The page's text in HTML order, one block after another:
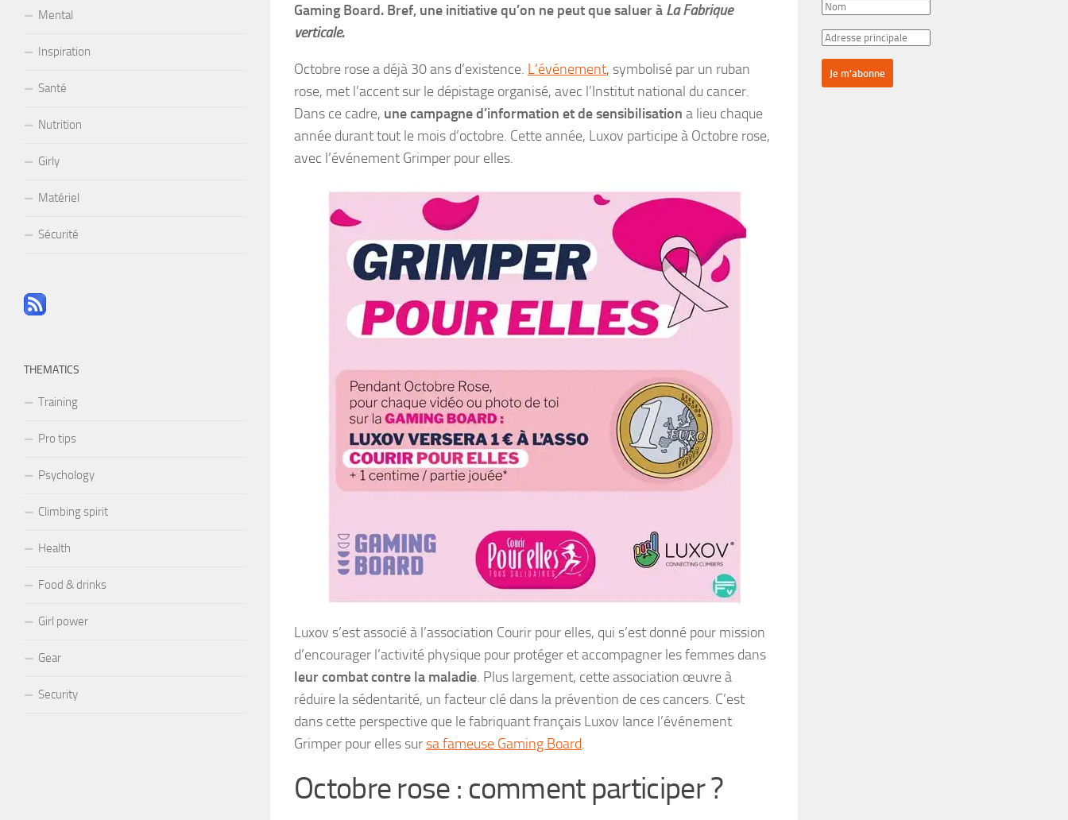
Gaming Board. Bref, une initiative qu’on ne peut que saluer à La Fabrique
verticale.
Octobre rose a déjà 30 ans d’existence. L’événement, symbolisé par un ruban
rose, met l’accent sur le dépistage organisé, avec l’Institut national du cancer.
Dans ce cadre, une campagne d’information et de sensibilisation a lieu chaque
année durant tout le mois d’octobre. Cette année, Luxov participe à Octobre rose,
avec l’événement Grimper pour elles.
Luxov s’est associé à l’association Courir pour elles, qui s’est donné pour mission
d’encourager l’activité physique pour protéger et accompagner les femmes dans
leur combat contre la maladie. Plus largement, cette association œuvre à
réduire la sédentarité, un facteur clé dans la prévention de ces cancers. C’est
dans cette perspective que le fabriquant français Luxov lance l’événement
Grimper pour elles sursa fameuse Gaming Board.
Octobre rose : comment participer ?
Mental
Inspiration
Santé
Nutrition
Girly
Matériel
Sécurité
THEMATICS
Training
Pro tips
Psychology
Climbing spirit
Health
Food & drinks
Girl power
Gear
Security